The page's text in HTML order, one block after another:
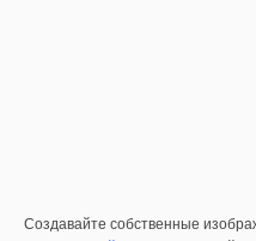
Создавайте собственные